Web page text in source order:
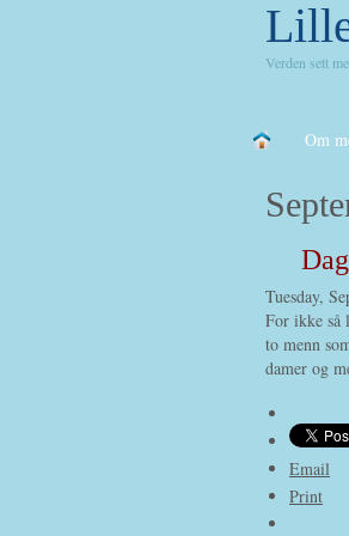
Verden sett
Om
Tuesday,
For ikke så
to menn
damer og
Email
Print